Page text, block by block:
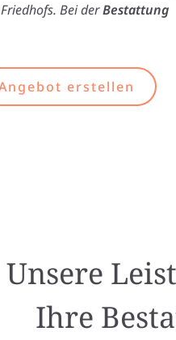
Bei derBestattung
erstellen
Unsere
Ihre